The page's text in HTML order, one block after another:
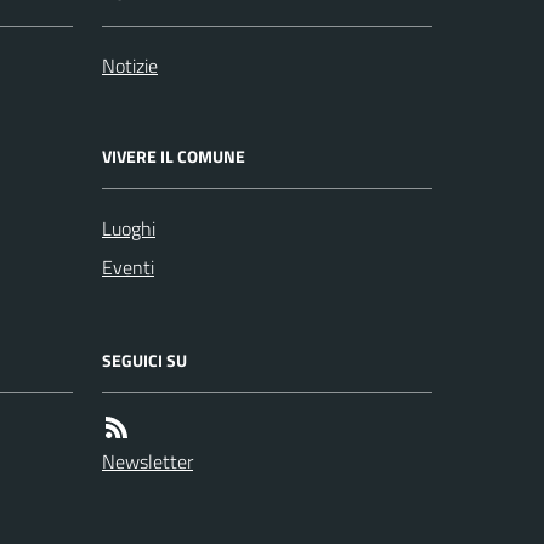
Notizie
VIVERE IL COMUNE
Luoghi
Eventi
SEGUICI SU
Newsletter